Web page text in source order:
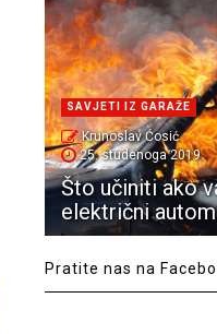
SAVJETI IZ GARAŽE
Krunoslav Ćosić
25. studenoga 2019.
Što učiniti ako
električni
Pratite nas na